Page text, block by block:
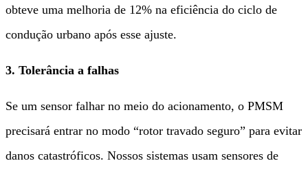
obteve uma melhoria de 12% na eficiência do ciclo de
condução urbano após esse ajuste.
3. Tolerância a falhas
Se um sensor falhar no meio do acionamento, o PMSM
precisará entrar no modo “rotor travado seguro” para evitar
danos catastróficos. Nossos sistemas usam sensores de